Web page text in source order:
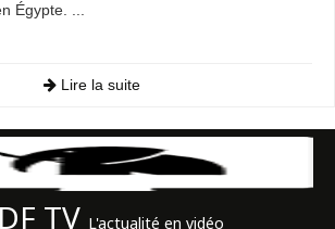
Égypte. ...
Lire la suite
TV L'actualité en vidéo